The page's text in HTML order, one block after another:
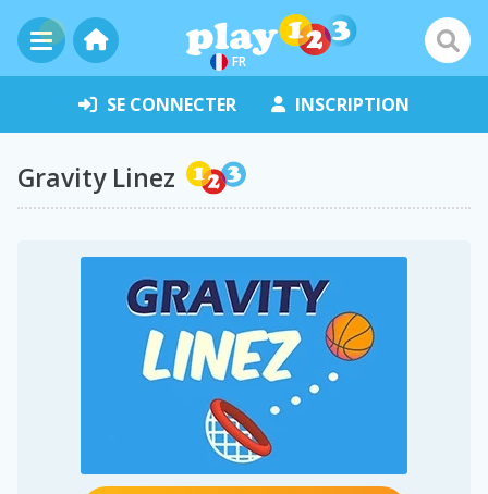
FR
SE CONNECTER INSCRIPTION
Gravity Linez